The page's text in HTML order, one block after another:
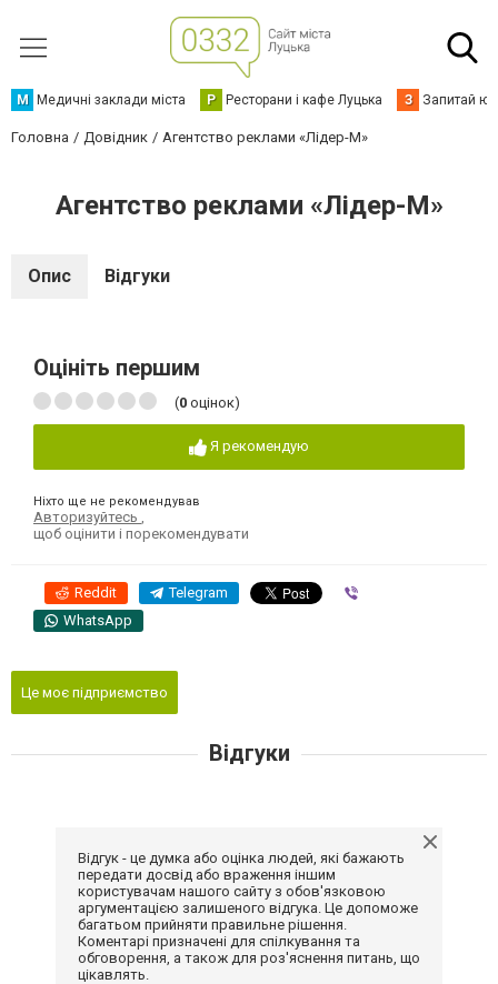
М Медичні заклади міста Р Ресторани і кафе Луцька З Запитай
Головна Довідник Агентство реклами «Лідер-М»
Агентство реклами «Лідер-М»
Опис Відгуки
Оцініть першим
(0 оцінок)
Я рекомендую
Ніхто ще не рекомендував
Авторизуйтесь
щоб оцінити і порекомендувати
Reddit Telegram
WhatsApp
Це моє підприємство
Відгуки
Відгук - це думка або оцінка людей, які бажають
передати досвід або враження іншим
користувачам нашого сайту з обов'язковою
аргументацією залишеного відгука. Це допоможе
багатьом прийняти правильне рішення.
Коментарі призначені для спілкування та
обговорення, а також для роз'яснення питань, що
цікавлять.